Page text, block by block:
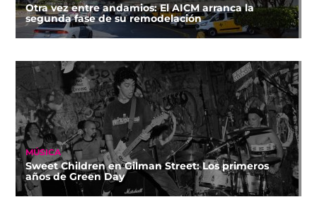
Otra vez entre andamios: El AICM arranca la
segunda fase de su remodelación
MÚSICA
Sweet Children en Gilman Street: Los primeros
años de Green Day